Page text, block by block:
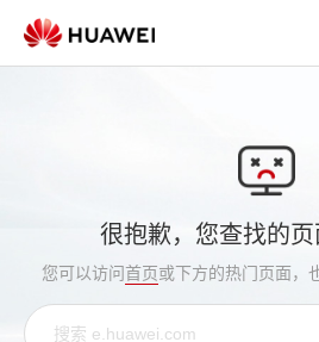
很抱歉，您查找的
您可以访问首页或下方的热门页面，